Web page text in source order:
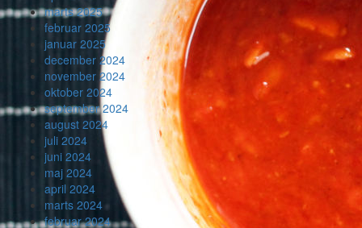
marts 2025
februar 2025
januar 2025
december 2024
november 2024
oktober 2024
september 2024
august 2024
juli 2024
juni 2024
maj 2024
april 2024
marts 2024
februar 2024